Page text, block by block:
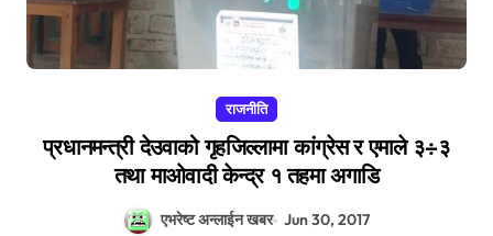
राजनीति
प्रधानमन्त्री देउवाको गृहजिल्लामा कांग्रेस र एमाले ३÷३
तथा माओवादी केन्द्र १ तहमा अगाडि
एभरेष्ट अन्लाईन खबर Jun 30, 2017